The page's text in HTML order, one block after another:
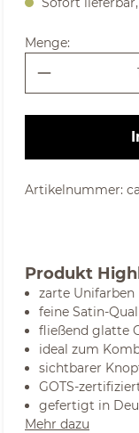
Menge:
Artikelnummer:
Produkt
zarte Unifarben
feine Satin-
fließend glatte
ideal zum
sichtbarer
GOTS-
gefertigt in
Mehr dazu